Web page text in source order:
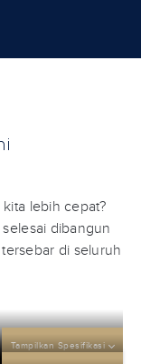
lebih cepat?
dibangun
di seluruh
Tampilkan Spesifikasi